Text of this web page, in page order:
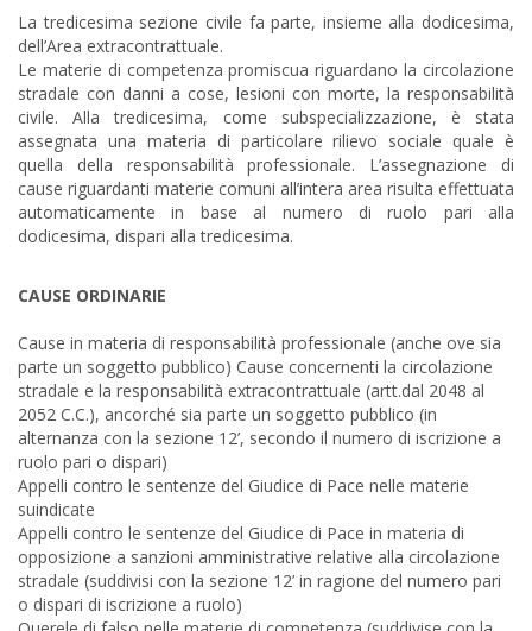
La tredicesima sezione civile fa parte, insieme alla dodicesima,
dell’Area extracontrattuale.
Le materie di competenza promiscua riguardano la circolazione
stradale con danni a cose, lesioni con morte, la responsabilità
civile. Alla tredicesima, come subspecializzazione, è stata
assegnata una materia di particolare rilievo sociale quale è
quella della responsabilità professionale. L’assegnazione di
cause riguardanti materie comuni all’intera area risulta effettuata
automaticamente in base al numero di ruolo pari alla
dodicesima, dispari alla tredicesima.
CAUSE ORDINARIE
Cause in materia di responsabilità professionale (anche ove sia
parte un soggetto pubblico) Cause concernenti la circolazione
stradale e la responsabilità extracontrattuale (artt.dal 2048 al
2052 C.C.), ancorché sia parte un soggetto pubblico (in
alternanza con la sezione 12’, secondo il numero di iscrizione a
ruolo pari o dispari)
Appelli contro le sentenze del Giudice di Pace nelle materie
suindicate
Appelli contro le sentenze del Giudice di Pace in materia di
opposizione a sanzioni amministrative relative alla circolazione
stradale (suddivisi con la sezione 12’ in ragione del numero pari
o dispari di iscrizione a ruolo)